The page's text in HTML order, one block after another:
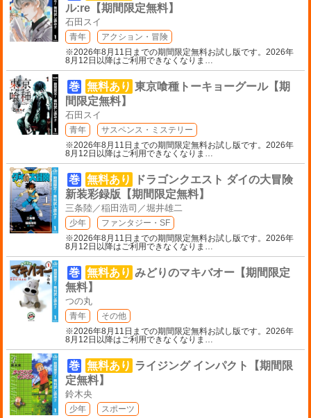
ル:re【期間限定無料】
石田スイ
青年
アクション・冒険
※2026年8月11日までの期間限定無料お試し版です。2026年
8月12日以降はご利用できなくなりま
巻 無料あり 東京喰種トーキョーグール【期
間限定無料】
石田スイ
青年
サスペンス・ミステリー
※2026年8月11日までの期間限定無料お試し版です。2026年
8月12日以降はご利用できなくなりま
巻 無料あり
ドラゴンクエスト ダイの大冒険
新装彩録版【期間限定無料】
三条陸／稲田浩司／堀井雄二
少年
ファンタジー・SF
※2026年8月11日までの期間限定無料お試し版です。2026年
8月12日以降はご利用できなくなりま
巻 無料あり みどりのマキバオー【期間限定
無料】
つの丸
青年
その他
※2026年8月11日までの期間限定無料お試し版です。2026年
8月12日以降はご利用できなくなりま
巻 無料あり ライジング インパクト【期間限
定無料】
鈴木央
少年
スポーツ